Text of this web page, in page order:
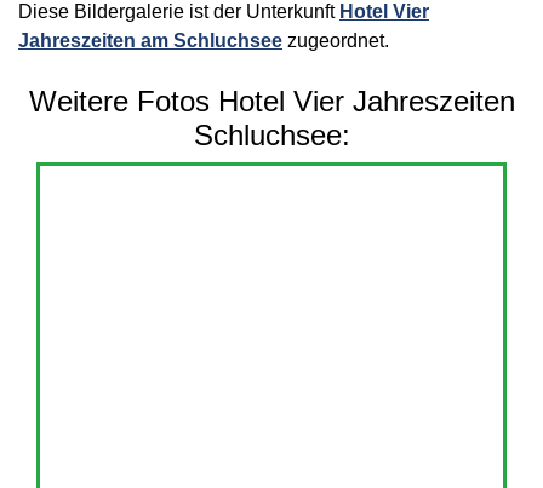
Diese Bildergalerie ist der Unterkunft Hotel Vier
Jahreszeiten am Schluchsee zugeordnet.
Weitere Fotos Hotel Vier Jahreszeiten
Schluchsee: